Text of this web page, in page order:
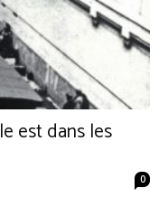
est dans les
0